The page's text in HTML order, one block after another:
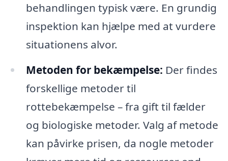
behandlingen typisk være. En grundig
inspektion kan hjælpe med at vurdere
situationens alvor.
Metoden for bekæmpelse: Der findes
forskellige metoder til
rottebekæmpelse – fra gift til fælder
og biologiske metoder. Valg af metode
kan påvirke prisen, da nogle metoder